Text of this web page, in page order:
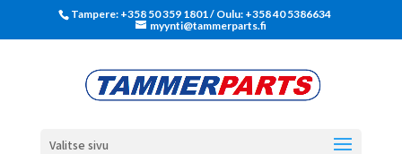
Tampere: +358 50 359 1801‬ / Oulu: +358 40 5386634
myynti@tammerparts.fi
Valitse sivu